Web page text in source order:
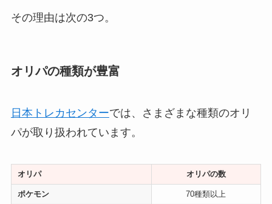
その理由は次の3つ。
オリパの種類が豊富
日本トレカセンターでは、さまざまな種類のオリ
パが取り扱われています。
オリパ オリパの数
ポケモン 70種類以上